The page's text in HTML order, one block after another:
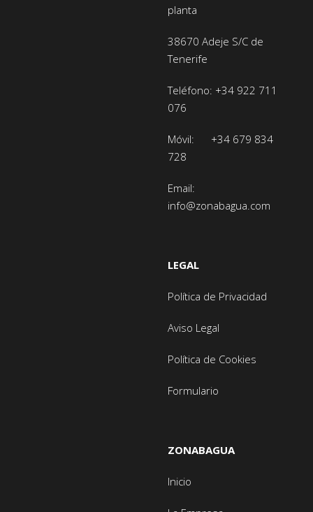
planta
38670 Adeje S/C de
Tenerife
Teléfono: +34 922 711
076
Móvil: +34 679 834
728
Email:
info@zonabagua.com
LEGAL
Política de Privacidad
Aviso Legal
Política de Cookies
Formulario
ZONABAGUA
Inicio